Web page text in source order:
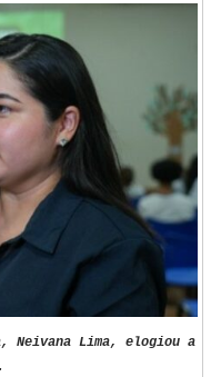
Neivana Lima, elogiou a